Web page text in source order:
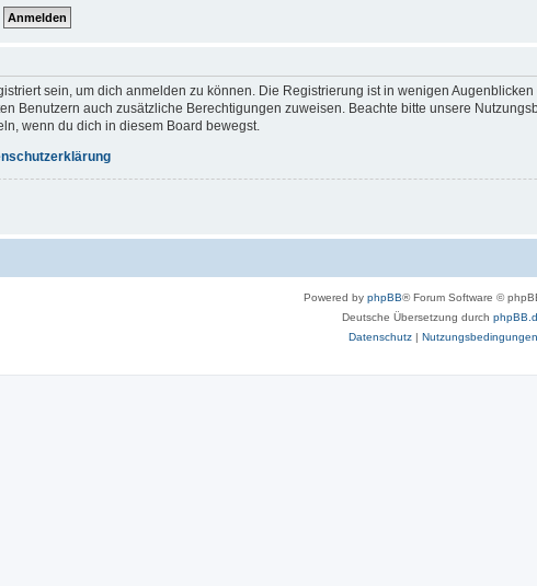
sein, um dich anmelden zu können. Die Registrierung ist in wenigen
Benutzern auch zusätzliche Berechtigungen zuweisen. Beachte bitte unsere
wenn du dich in diesem Board bewegst.
Powered by phpBB® Forum Software ©
Deutsche Übersetzung durch
Datenschutz| Nutzungsbedingungen